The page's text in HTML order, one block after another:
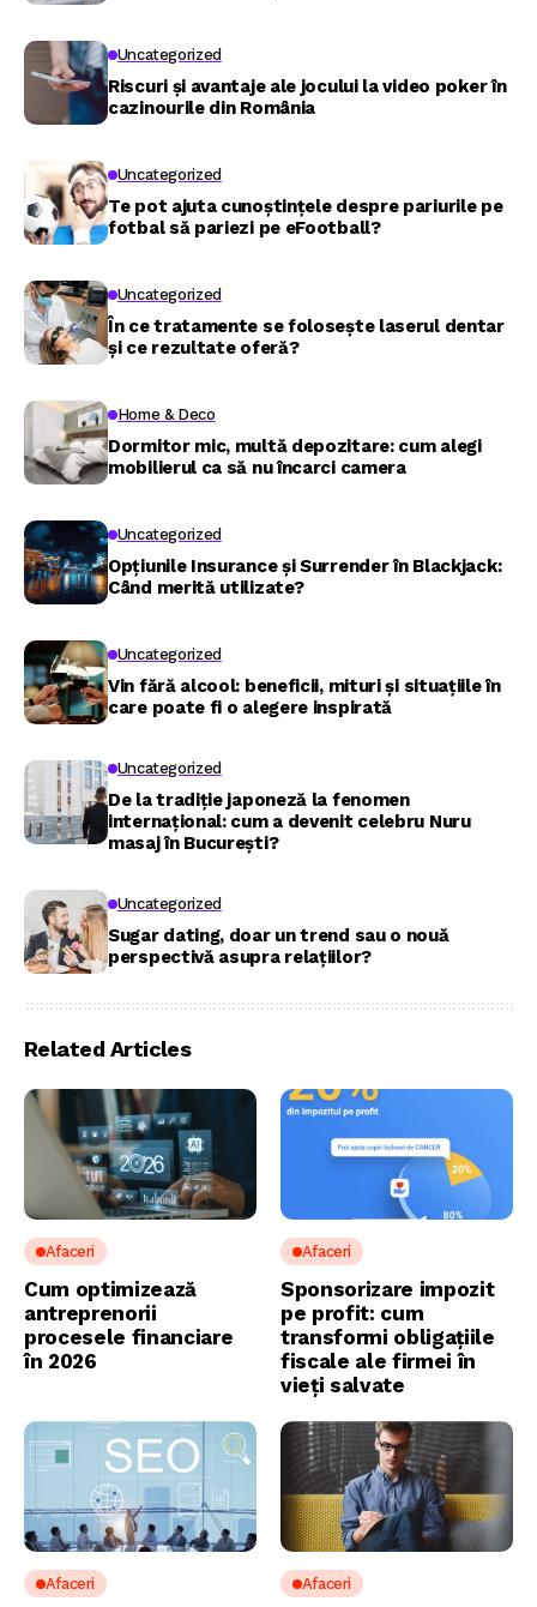
Uncategorized
Riscuri și avantaje ale jocului la video poker în
cazinourile din România
Uncategorized
Te pot ajuta cunoștințele despre pariurile pe
fotbal să pariezi pe eFootball?
Uncategorized
În ce tratamente se folosește laserul dentar
și ce rezultate oferă?
Home & Deco
Dormitor mic, multă depozitare: cum alegi
mobilierul ca să nu încarci camera
Uncategorized
Opțiunile Insurance și Surrender în Blackjack:
Când merită utilizate?
Uncategorized
Vin fără alcool: beneficii, mituri și situațiile în
care poate fi o alegere inspirată
Uncategorized
De la tradiție japoneză la fenomen
internațional: cum a devenit celebru Nuru
masaj în București?
Uncategorized
Sugar dating, doar un trend sau o nouă
perspectivă asupra relațiilor?
Related Articles
Afaceri
Cum optimizează
antreprenorii
procesele financiare
în 2026
Afaceri
Sponsorizare impozit
pe profit: cum
transformi obligațiile
fiscale ale firmei în
vieți salvate
Afaceri Afaceri